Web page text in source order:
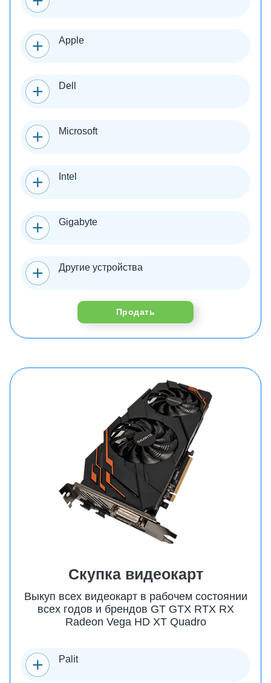
Apple
Dell
Microsoft
Intel
Gigabyte
Другие устройства
Продать
Скупка видеокарт
Выкуп всех видеокарт в рабочем состоянии
всех годов и брендов GT GTX RTX RX
Radeon Vega HD XT Quadro
Palit